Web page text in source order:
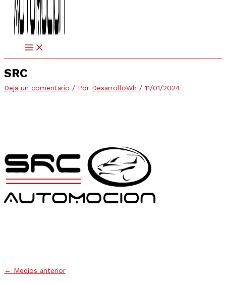
SRC
Deja un comentario / Por DesarrolloWh / 11/01/2024
← Medios anterior